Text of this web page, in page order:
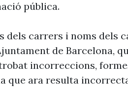
pública.
dels carrers i noms dels
de Barcelona,
trobat incorreccions,
que ara resulta